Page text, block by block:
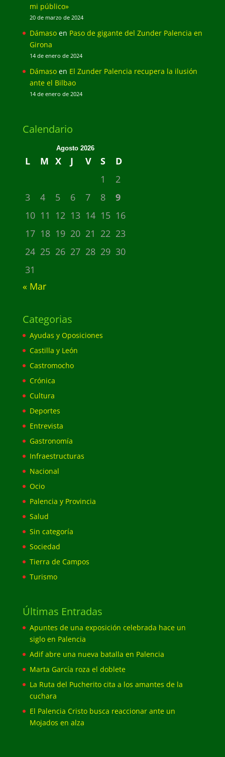
mi público»
20 de marzo de 2024
Dámasoen Paso de gigante del Zunder Palencia en
Girona
14 de enero de 2024
Dámasoen El Zunder Palencia recupera la ilusión
ante el Bilbao
14 de enero de 2024
Calendario
Agosto 2026
L M X J V S
D
1
2
3
4 5 6 7 8
9
10 11 12 13 14 15 16
17 18 19 20 21 22 23
24 25 26 27 28 29 30
31
« Mar
Categorias
Ayudas y Oposiciones
Castilla y León
Castromocho
Crónica
Cultura
Deportes
Entrevista
Gastronomía
Infraestructuras
Nacional
Ocio
Palencia y Provincia
Salud
Sin categoría
Sociedad
Tierra de Campos
Turismo
Últimas Entradas
Apuntes de una exposición celebrada hace un
siglo en Palencia
Adif abre una nueva batalla en Palencia
Marta García roza el doblete
La Ruta del Pucherito cita a los amantes de la
cuchara
El Palencia Cristo busca reaccionar ante un
Mojados en alza